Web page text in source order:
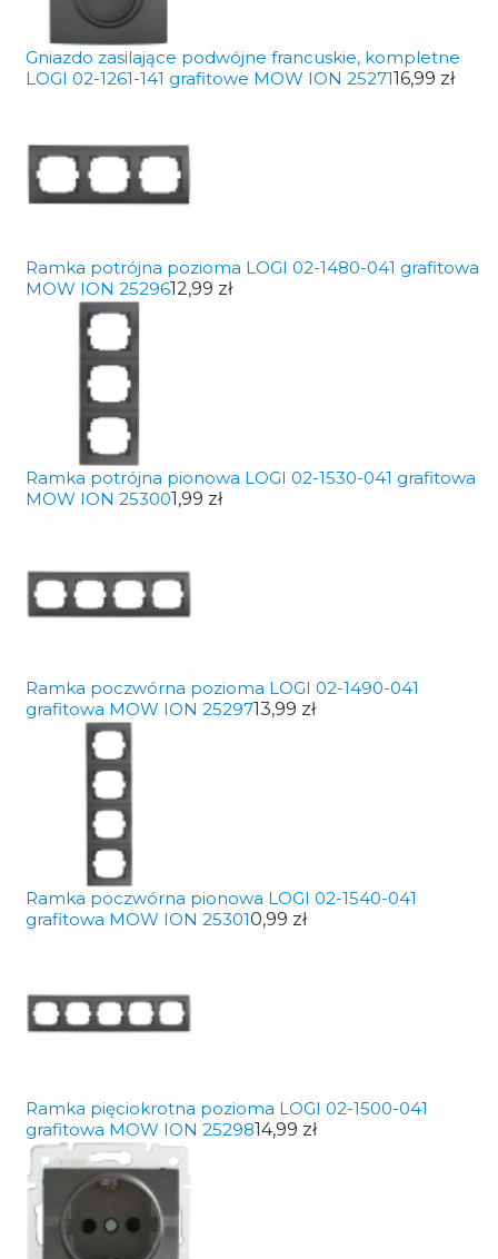
Gniazdo zasilające podwójne francuskie, kompletne
LOGI 02-1261-141 grafitowe MOW ION 2527116,99 zł
Ramka potrójna pozioma LOGI 02-1480-041 grafitowa
MOW ION 2529612,99 zł
Ramka potrójna pionowa LOGI 02-1530-041 grafitowa
MOW ION 253001,99 zł
Ramka poczwórna pozioma LOGI 02-1490-041
grafitowa MOW ION 2529713,99 zł
Ramka poczwórna pionowa LOGI 02-1540-041
grafitowa MOW ION 253010,99 zł
Ramka pięciokrotna pozioma LOGI 02-1500-041
grafitowa MOW ION 2529814,99 zł